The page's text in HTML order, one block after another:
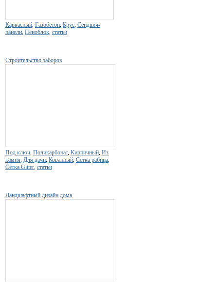
Каркасный Газобетон Брус Сендвич-
панели Пеноблок статьи
Строительство заборов
Под ключ Поликарбонат, Кирпичный Из
камня Для дачи Кованный Сетка рабица
Сетка Gitter статьи
Ландшафтный дизайн дома